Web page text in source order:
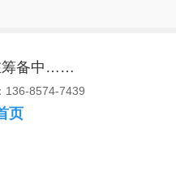
筹备中……
136-8574-7439
页